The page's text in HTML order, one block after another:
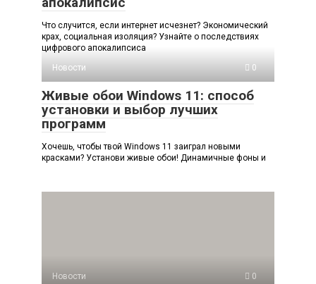
Что случится, если интернет исчезнет? Экономический
крах, социальная изоляция? Узнайте о последствиях
цифрового апокалипсиса
Новости
0
Живые обои Windows 11: способ
установки и выбор лучших
программ
Хочешь, чтобы твой Windows 11 заиграл новыми
красками? Установи живые обои! Динамичные фоны и
Новости 0